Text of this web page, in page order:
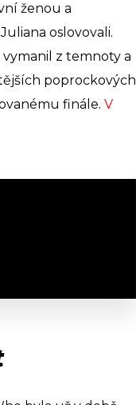
ženou a
oslovovali.
z temnoty a
poprockových
finále. V